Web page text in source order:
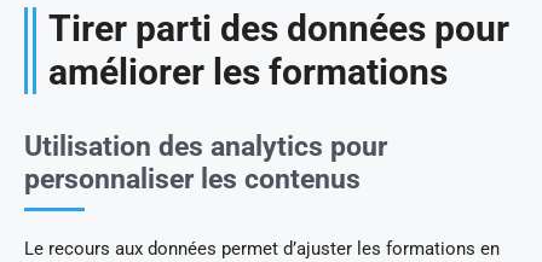
Tirer parti des données pour
améliorer les formations
Utilisation des analytics pour
personnaliser les contenus
Le recours aux données permet d’ajuster les formations en